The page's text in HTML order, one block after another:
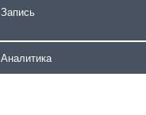
Запись
Аналитика